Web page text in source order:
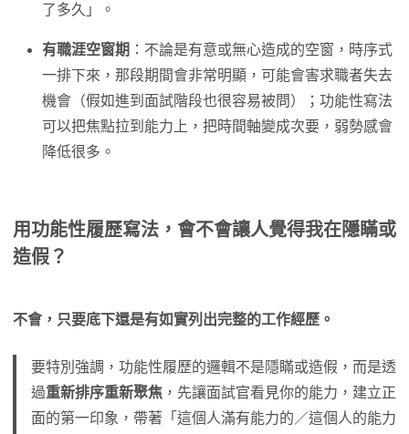
了多久」。
有職涯空窗期 ：不論是有意或無心造成的空窗，時序式
一排下來，那段期間會非常明顯，可能會害求職者失去
機會（假如進到面試階段也很容易被問）；功能性寫法
可以把焦點拉到能力上，把時間軸變成次要，弱勢感會
降低很多。
用功能性履歷寫法，會不會讓人覺得我在隱瞞或
造假？
不會，只要底下還是有如實列出完整的工作經歷。
要特別強調，功能性履歷的邏輯不是隱瞞或造假，而是透
過重新排序重新聚焦 ，先讓面試官看見你的能力，建立正
面的第一印象，帶著「這個人滿有能力的／這個人的能力